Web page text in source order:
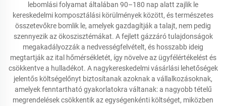
lebomlási folyamat általában 90–180 nap alatt zajlik le
kereskedelmi komposztálási körülmények között, és természetes
összetevőkre bomlik le, amelyek gazdagítják a talajt, nem pedig
szennyezik az ökoszisztémákat. A fejlett gázzáró tulajdonságok
megakadályozzák a nedvességfelvételt, és hosszabb ideig
megtartják az ital hőmérsékletét, így növelve az ügyfélértékelést és
csökkentve a hulladékot. A nagykereskedelmi vásárlási lehetőségek
jelentős költségelőnyt biztosítanak azoknak a vállalkozásoknak,
amelyek fenntartható gyakorlatokra váltanak: a nagyobb tételű
megrendelések csökkentik az egységenkénti költséget, miközben